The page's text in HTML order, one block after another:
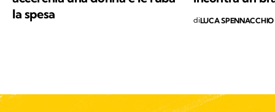
la spesa
diLUCA SPENNACCHIO